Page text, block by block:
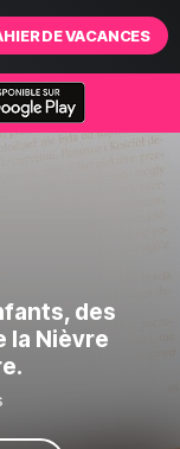
DE VACANCES
des
la Nièvre